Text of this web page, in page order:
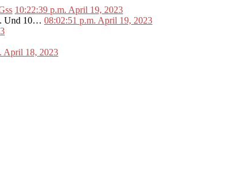
10:22:39 p.m. April 19, 2023
Und 10… 08:02:51 p.m. April 19, 2023
April 18, 2023